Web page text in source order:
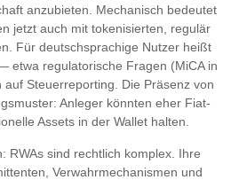
anzubieten. Mechanisch bedeutet
jetzt auch mit tokenisierten, regulär
Für deutschsprachige Nutzer heißt
etwa regulatorische Fragen (MiCA in
auf Steuerreporting. Die Präsenz von
Anleger könnten eher Fiat-
Assets in der Wallet halten.
RWAs sind rechtlich komplex. Ihre
Verwahrmechanismen und